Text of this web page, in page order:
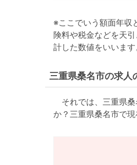
※ここでいう額面年収
険料や税金などを天
計した数値をいいます
三重県桑名市の求人
それでは、三重県桑
か？三重県桑名市で